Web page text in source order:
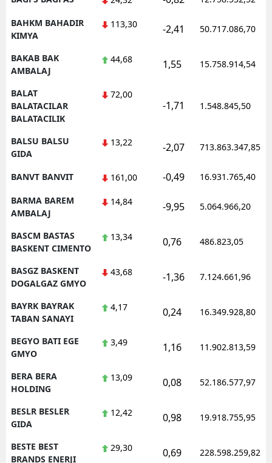
BAHKM BAHADIR
KIMYA
113,30 -2,41 50.717.086,70
BAKAB BAK
AMBALAJ
44,68 1,55 15.758.914,54
BALAT
BALATACILAR
BALATACILIK
72,00
-1,71 1.548.845,50
BALSU BALSU
GIDA
13,22 -2,07 713.863.347,85
BANVT BANVIT 161,00 -0,49 16.931.765,40
BARMA BAREM
AMBALAJ
14,84 -9,95 5.064.966,20
BASCM BASTAS
BASKENT CIMENTO
13,34 0,76 486.823,05
BASGZ BASKENT
DOGALGAZ GMYO
43,68 -1,36 7.124.661,96
BAYRK BAYRAK
TABAN SANAYI
4,17 0,24 16.349.928,80
BEGYO BATI EGE
GMYO
3,49 1,16 11.902.813,59
BERA BERA
HOLDING
13,09 0,08 52.186.577,97
BESLR BESLER
GIDA
12,42 0,98 19.918.755,95
BESTE BEST
BRANDS ENERJI
29,30 0,69 228.598.259,82